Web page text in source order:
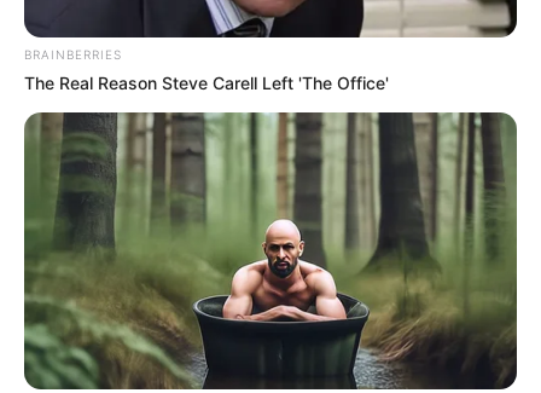
PAE DEL TOLIMA
Mujeres la dan toda en el PAE del
Tolima: 79 mil estudiantes dependen
de ellas
PAE DEL TOLIMA
Contraloría no encontró
BRAINBERRIES
The Real Reason Steve Carell Left 'The Office'